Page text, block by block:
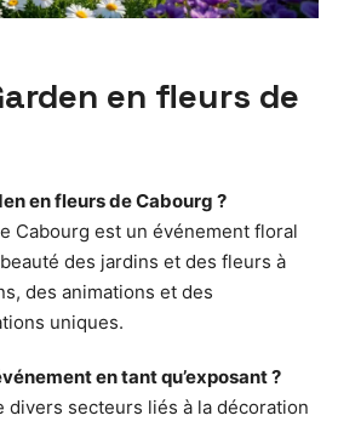
en fleurs de
en fleurs de Cabourg ?
Cabourg est un événement floral
des jardins et des fleurs à
des animations et des
uniques.
en tant qu’exposant ?
divers secteurs liés à la décoration